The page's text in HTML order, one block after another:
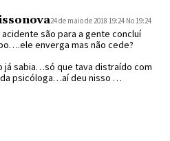
24 de maio de 2018 19:24 No 19:24
são para a gente concluí
enverga mas não cede?
já sabia…só que tava distraído com
psicóloga…aí deu nisso …